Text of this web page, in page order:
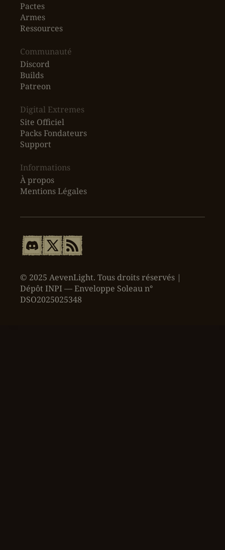
Pactes
Armes
Ressources
‎Communauté
Discord
Builds
Patreon
Digital Extremes
Site Officiel
Packs Fondateurs
Support
Informations
À propos
Mentions Légales
© 2025 AevenLight. Tous droits réservés |
Dépôt INPI — Enveloppe Soleau n°
DSO2025025348